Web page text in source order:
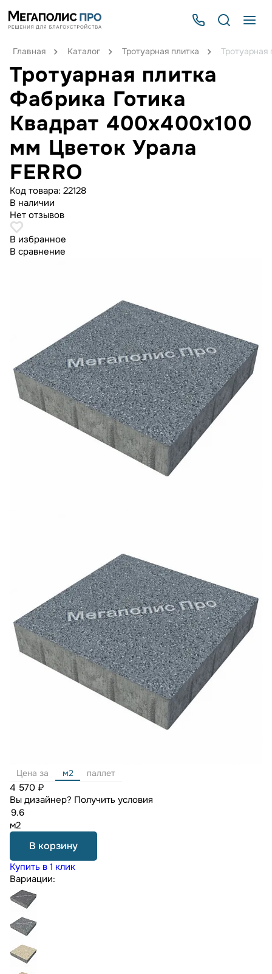
Главная Каталог Тротуарная плитка
Тротуарная плитка
Фабрика Готика
Квадрат 400х400х100
мм Цветок Урала
FERRO
Код товара: 22128
В наличии
Нет отзывов
В избранное
В сравнение
Цена за м2 паллет
4 570 ₽
Вы дизайнер? Получить условия
м2
В корзину
Купить в 1 клик
Вариации: